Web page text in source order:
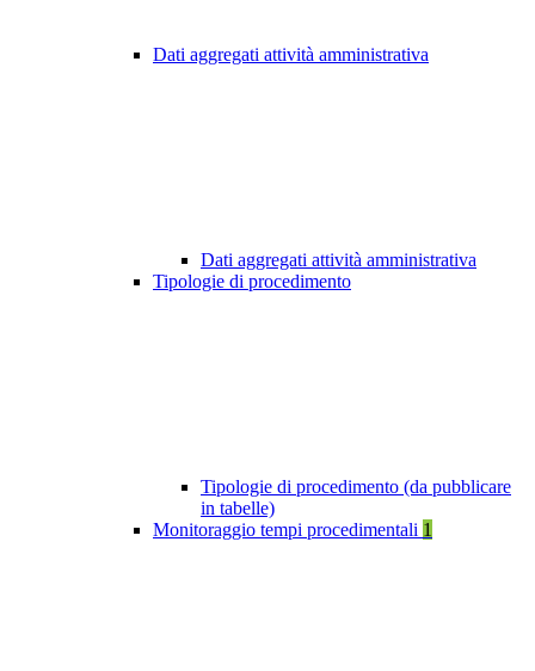
Dati aggregati attività amministrativa
Dati aggregati attività amministrativa
Tipologie di procedimento
Tipologie di procedimento (da pubblicare
in tabelle)
Monitoraggio tempi procedimentali 1